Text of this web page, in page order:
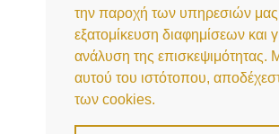
την παροχή των υπηρεσιών μας,
εξατομίκευση διαφημίσεων και
ανάλυση της επισκεψιμότητας.
αυτού του ιστότοπου,
των cookies.